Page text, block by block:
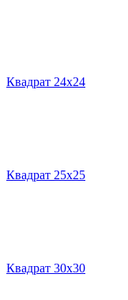
Квадрат 24х24
Квадрат 25х25
Квадрат 30х30